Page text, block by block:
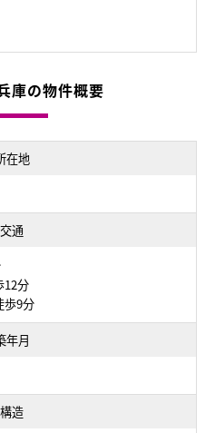
庫の物件概要
在地
交通
12分
歩9分
年月
構造